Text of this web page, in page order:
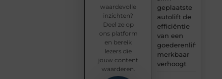
geplaatste
autolift de
efficiëntie
van een
goederenlift
merkbaar
verhoogt
waardevolle
inzichten?
Deel ze op
ons platform
en bereik
lezers die
jouw content
waarderen.